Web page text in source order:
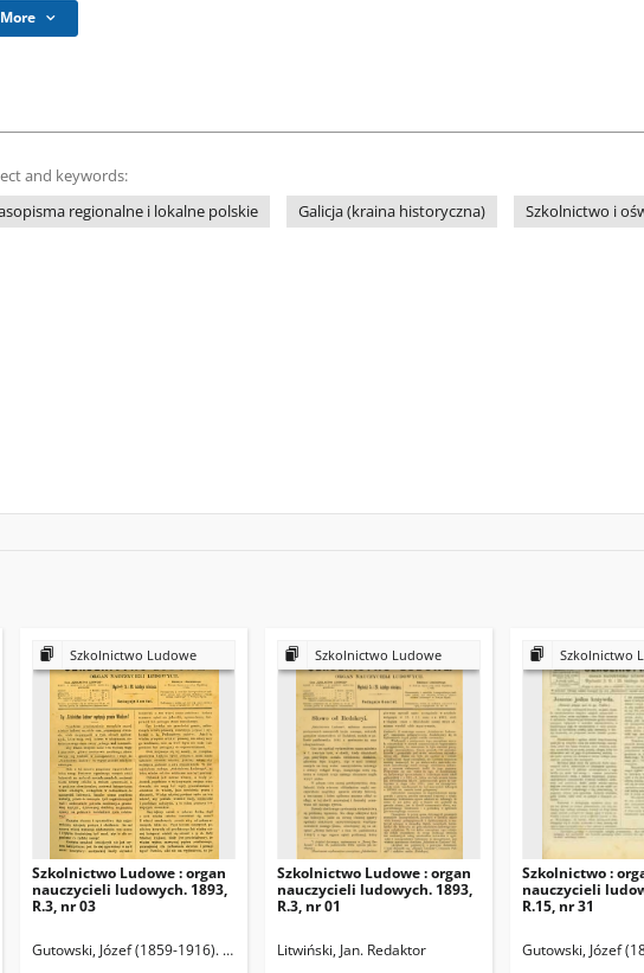
More
and keywords:
regionalne i lokalne polskie
Galicja (kraina historyczna) Szkolnictwo i
Szkolnictwo Ludowe
Szkolnictwo Ludowe : organ
nauczycieli ludowych. 1893,
R.3, nr 03
Gutowski, Józef (1859-1916). Redaktor
Szkolnictwo Ludowe
Szkolnictwo Ludowe : organ
nauczycieli ludowych. 1893,
R.3, nr 01
Litwiński, Jan. Redaktor
Szkolnictwo
Szkolnictwo :
nauczycieli
R.15, nr 31
Gutowski, Józef